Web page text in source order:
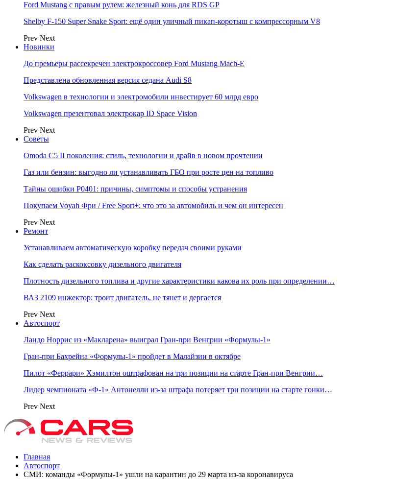
Ford Mustang с правым рулем: железный конь для RDS GP
Shelby F-150 Super Snake Sport: ещё один уличный пикап-коротыш с компрессорным V8
Prev Next
Новинки
До премьеры рассекречен электрокроссовер Ford Mustang Mach-E
Представлена обновленная версия седана Audi S8
Volkswagen в технологии и электромобили инвестирует 60 млрд евро
Volkswagen презентовал электрокар ID Space Vision
Prev Next
Советы
Omoda C5 II поколения: стиль, технологии и драйв в новом прочтении
Газ или бензин: выгодно ли устанавливать ГБО при росте цен на топливо
Тайны ошибки P0401: причины, симптомы и способы устранения
Покупаем Voyah Фри / Free Sport+: что это за автомобиль и чем он интересен
Prev Next
Ремонт
Устанавливаем автоматическую коробку передач своими руками
Как сделать раскоксовку дизельного двигателя
Плотность дизельного топлива и другие характеристики какова их роль при определении…
ВАЗ 2109 инжектор: троит двигатель, не тянет и дергается
Prev Next
Автоспорт
Ландо Норрис из «Макларена» выиграл Гран‑при Венгрии «Формулы‑1»
Гран‑при Бахрейна «Формулы‑1» пройдет в Малайзии в октябре
Пилот «Феррари» Хэмилтон оштрафован на три позиции на старте Гран‑при Венгрии…
Лидер чемпионата «Ф‑1» Антонелли из‑за штрафа потеряет три позиции на старте гонки…
Prev Next
Главная
Автоспорт
СМИ: команды «Формулы-1» ушли на карантин до 29 марта из-за коронавируса